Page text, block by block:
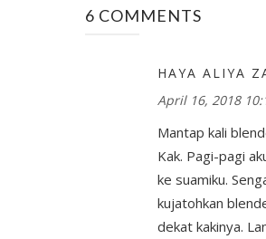
6 COMMENTS
HAYA ALIYA
April 16, 2018
Mantap kali
Kak. Pagi-pagi
ke suamiku.
kujatohkan
dekat kakinya.